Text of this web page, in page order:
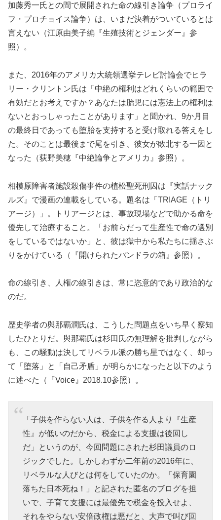
加藤秀一氏との間で展開された命の線引き論争（プロライ
フ・プロチョイス論争）は、いまだ決着がついているとは
言えない（江原由美子編『生殖技術とジェンダー』参
照）。
また、2016年のアメリカ大統領選挙テレビ討論会でヒラ
リー・クリントン氏は「中絶の権利はどれくらいの範囲で
有効だとお考えですか？あなたは胎児には憲法上の権利は
ないとおっしゃったことがあります」と聞かれ、9か月目
の最終日であっても堕胎を支持すると受け取れる答えをし
た。そのことは最後まで尾を引き、彼女が敗北する一因と
なった（荻野美穂『中絶論争とアメリカ』参照）。
相模原障害者施設殺傷事件の植松聖死刑囚は『実話ナック
ルズ』で漫画の連載をしている。題名は「TRIAGE（トリ
アージ）」。トリアージとは、事故現場などで助かる命を
優先して治療すること。「お前らだって生産性で命の選別
をしているではないか」と、彼は獄中から私たちに揺さぶ
りをかけている（『開けられたパンドラの箱』参照）。
命の線引き、人権の線引きは、常に恣意的であり政治的な
のだ。
歴史学者の與那覇潤氏は、こうした問題点をいち早く察知
したひとりだ。與那覇氏は杉田氏の無理解を批判しながら
も、この騒動は決してリベラル派の勝ち星ではなく、却っ
て「堕落」と「自己矛盾」が明らかになったと以下のよう
に述べた（『Voice』2018.10参照）。
「子供を作らない人は、子供を作る人より『生産
性』が低いのだから、税金による支援は後回し
だ」というのが、今回問題にされた杉田議員のロ
ジックでした。しかしわずか二年前の2016年に、
リベラルな人びとは何をしていたのか。「保育園
落ちた日本死ね！」と記された匿名のブログを担
いで、子育て支援には最優先で税金を投入せよ、
それをやらない安倍政権は悪だと、大声で叫び回